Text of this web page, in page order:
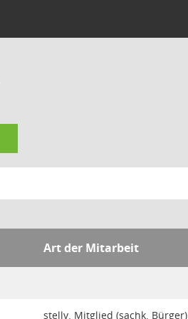
Art der Mitarbeit
stellv. Mitglied (sachk. Bürger)